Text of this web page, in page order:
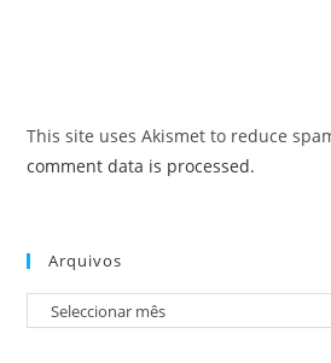
This site uses Akismet to reduce
comment data is processed.
Arquivos
Arquivos